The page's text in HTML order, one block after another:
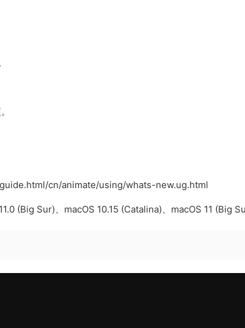
cn/animate/using/whats-new.ug.html
(Big Sur)、macOS 10.15 (Catalina)、macOS 11 (Big